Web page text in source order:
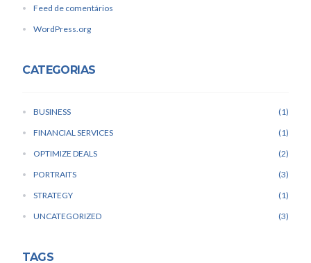
Feed de comentários
WordPress.org
CATEGORIAS
BUSINESS
1
FINANCIAL SERVICES
1
OPTIMIZE DEALS
2
PORTRAITS
3
STRATEGY
1
UNCATEGORIZED
3
TAGS